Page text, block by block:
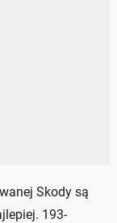
Skody są
193-